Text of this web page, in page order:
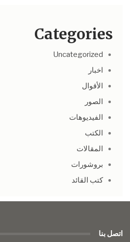
Categories
Uncategorized
اخبار
الأقوال
الصور
الفيديوهات
الكتب
المقالات
بروشورات
كتب القائد
اتصل بنا